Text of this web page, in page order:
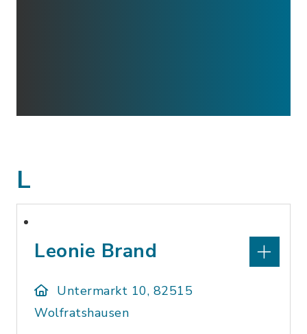
L
Leonie Brand
Untermarkt 10, 82515
Wolfratshausen